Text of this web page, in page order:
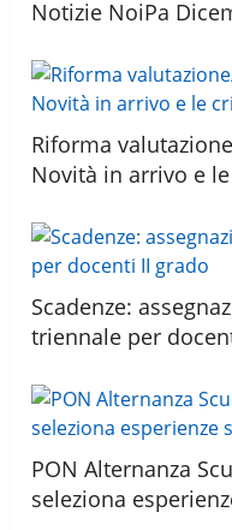
Notizie NoiPa
Riforma
Novità in arrivo e
Scadenze:
triennale per
PON Alternanza
seleziona